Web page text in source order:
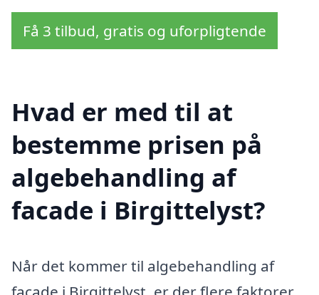
Få 3 tilbud, gratis og uforpligtende
Hvad er med til at
bestemme prisen på
algebehandling af
facade i Birgittelyst?
Når det kommer til algebehandling af